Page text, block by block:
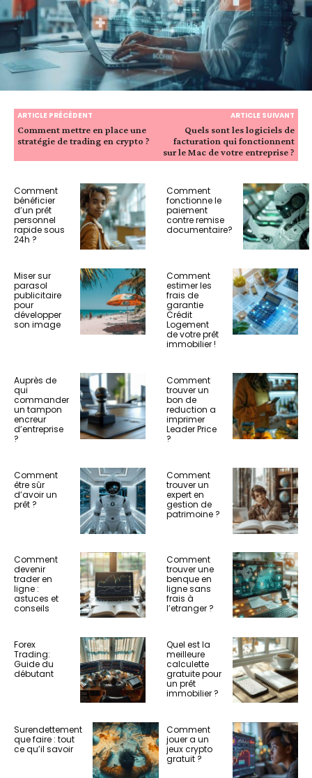
ARTICLE PRÉCÉDENT
Comment mettre en place une
stratégie de trading en crypto ?
ARTICLE SUIVANT
Quels sont les logiciels de
facturation qui fonctionnent
sur le Mac de votre entreprise ?
Comment
bénéficier
d’un prêt
personnel
rapide sous
24h ?
Comment
fonctionne le
paiement
contre remise
documentaire?
Miser sur
parasol
publicitaire
pour
développer
son image
Comment
estimer les
frais de
garantie
Crédit
Logement
de votre prêt
immobilier !
Auprès de
qui
commander
un tampon
encreur
d’entreprise
?
Comment
trouver un
bon de
reduction a
imprimer
Leader Price
?
Comment
être sûr
d’avoir un
prêt ?
Comment
trouver un
expert en
gestion de
patrimoine ?
Comment
devenir
trader en
ligne :
astuces et
conseils
Comment
trouver une
benque en
ligne sans
frais à
l’etranger ?
Forex
Trading:
Guide du
débutant
Quel est la
meilleure
calculette
gratuite pour
un prêt
immobilier ?
Surendettement
que faire : tout
ce qu’il savoir
Comment
jouer a un
jeux crypto
gratuit ?